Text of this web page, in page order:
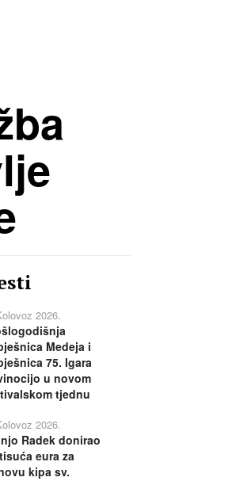
2026.
Medeja i
75. Igara
u novom
tjednu
2026.
Radek donirao
eura za
kipa sv.